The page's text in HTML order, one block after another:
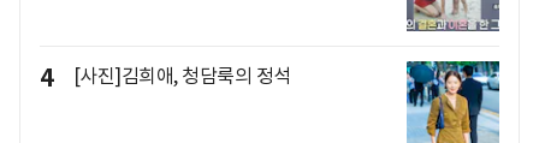
4 [사진]김희애, 청담룩의 정석